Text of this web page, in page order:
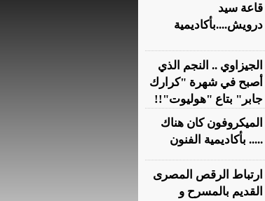
قاعة سيد
درويش....بأكاديمية
الجيزاوي .. النجم الذي
أصبح في شهرة "كرارك
جابر" بتاع "هوليوت"!!
الميكروفون كان هناك
..... بأكاديمية الفنون
ارتباط الرقص المصرى
القديم بالمسرح و